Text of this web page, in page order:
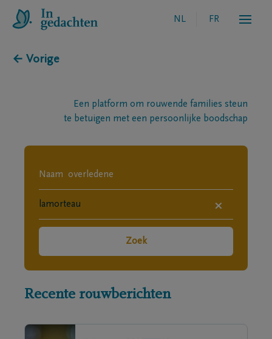
NL FR
← Vorige
Een platform om rouwende families steun
te betuigen met een persoonlijke boodschap
×
Zoek
Recente rouwberichten